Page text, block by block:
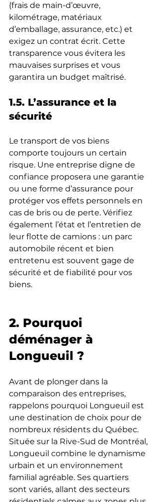
(frais de main-d’œuvre,
kilométrage, matériaux
d’emballage, assurance, etc.) et
exigez un contrat écrit. Cette
transparence vous évitera les
mauvaises surprises et vous
garantira un budget maîtrisé.
1.5. L’assurance et la
sécurité
Le transport de vos biens
comporte toujours un certain
risque. Une entreprise digne de
confiance proposera une garantie
ou une forme d’assurance pour
protéger vos effets personnels en
cas de bris ou de perte. Vérifiez
également l’état et l’entretien de
leur flotte de camions : un parc
automobile récent et bien
entretenu est souvent gage de
sécurité et de fiabilité pour vos
biens.
2. Pourquoi
déménager à
Longueuil ?
Avant de plonger dans la
comparaison des entreprises,
rappelons pourquoi Longueuil est
une destination de choix pour de
nombreux résidents du Québec.
Située sur la Rive-Sud de Montréal,
Longueuil combine le dynamisme
urbain et un environnement
familial agréable. Ses quartiers
sont variés, allant des secteurs